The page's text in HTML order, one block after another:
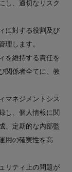
し、適切なリスク
に対する役割及び
します。
を維持する責任を
関係者全てに、教
マネジメントシス
し、個人情報に関
、定期的な内部監
用の確実性を高
リティ上の問題が